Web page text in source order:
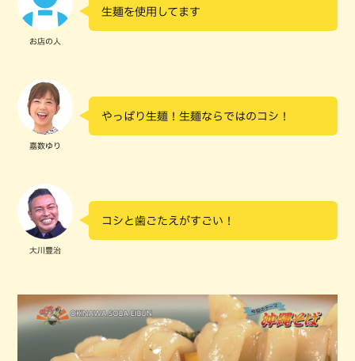
お店の人
生麺を使用してます
嘉数ゆり
やっぱり生麺！生麺ならではのコシ！
大川豊治
コシと歯ごたえがすごい！